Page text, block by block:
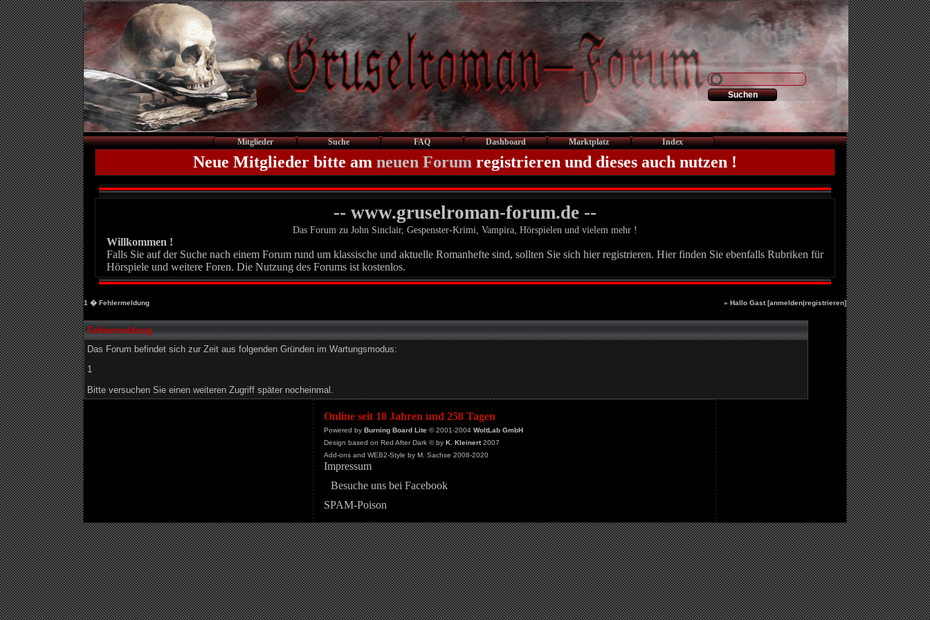
Mitglieder Suche FAQ Dashboard Marktplatz Index
Neue Mitglieder bitte am neuen Forum registrieren und dieses auch nutzen !
-- www.gruselroman-forum.de --
Das Forum zu John Sinclair, Gespenster-Krimi, Vampira, Hörspielen und vielem mehr !
Willkommen !
Falls Sie auf der Suche nach einem Forum rund um klassische und aktuelle Romanhefte sind, sollten Sie sich hier registrieren. Hier finden Sie ebenfalls Rubriken für
Hörspiele und weitere Foren. Die Nutzung des Forums ist kostenlos.
1 � Fehlermeldung » Hallo Gast [anmelden|registrieren]
Fehlermeldung
Das Forum befindet sich zur Zeit aus folgenden Gründen im Wartungsmodus:
1
Bitte versuchen Sie einen weiteren Zugriff später nocheinmal.
Online seit 18 Jahren und 258 Tagen
Powered by Burning Board Lite© 2001-2004 WoltLab GmbH
Design based on Red After Dark © by K. Kleinert2007
Add-ons and WEB2-Style by M. Sachse 2008-2020
Impressum
Besuche uns bei Facebook
SPAM-Poison